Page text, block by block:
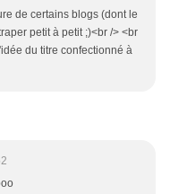
de certains blogs (dont le
petit à petit ;)<br /> <br
du titre confectionné à